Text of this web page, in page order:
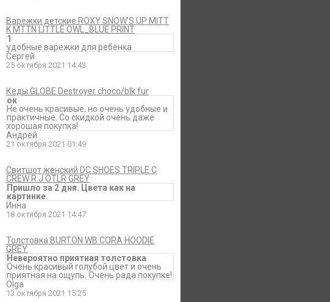
Варежки детские ROXY SNOW'S UP MITT
K MTTN LITTLE OWL_BLUE PRINT
1
удобные варежки для ребенка
Сергей
25 октября 2021 14:43
Кеды GLOBE Destroyer choco/blk fur
ок
Не очень красивые, но очень удобные и
практичные. Со скидкой очень даже
хорошая покупка!
Андрей
21 октября 2021 01:49
Свитшот женский DC SHOES TRIPLE C
CREW R J OTLR GREY
Пришло за 2 дня. Цвета как на
картинке.
Инна
18 октября 2021 14:47
Толстовка BURTON WB CORA HOODIE
GREY
Невероятно приятная толстовка
Очень красивый голубой цвет и очень
приятная на ощупь. Очень рада покупке!
Olga
13 октября 2021 15:25